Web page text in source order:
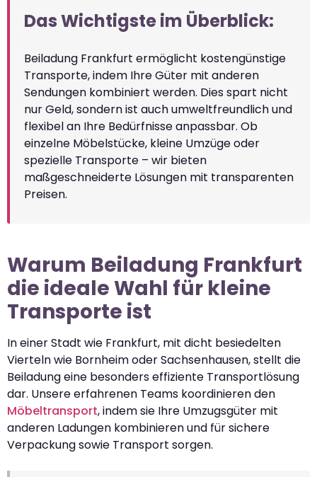
Das Wichtigste im Überblick:
Beiladung Frankfurt ermöglicht kostengünstige
Transporte, indem Ihre Güter mit anderen
Sendungen kombiniert werden. Dies spart nicht
nur Geld, sondern ist auch umweltfreundlich und
flexibel an Ihre Bedürfnisse anpassbar. Ob
einzelne Möbelstücke, kleine Umzüge oder
spezielle Transporte – wir bieten
maßgeschneiderte Lösungen mit transparenten
Preisen.
Warum Beiladung Frankfurt
die ideale Wahl für kleine
Transporte ist
In einer Stadt wie Frankfurt, mit dicht besiedelten
Vierteln wie Bornheim oder Sachsenhausen, stellt die
Beiladung eine besonders effiziente Transportlösung
dar. Unsere erfahrenen Teams koordinieren den
Möbeltransport, indem sie Ihre Umzugsgüter mit
anderen Ladungen kombinieren und für sichere
Verpackung sowie Transport sorgen.